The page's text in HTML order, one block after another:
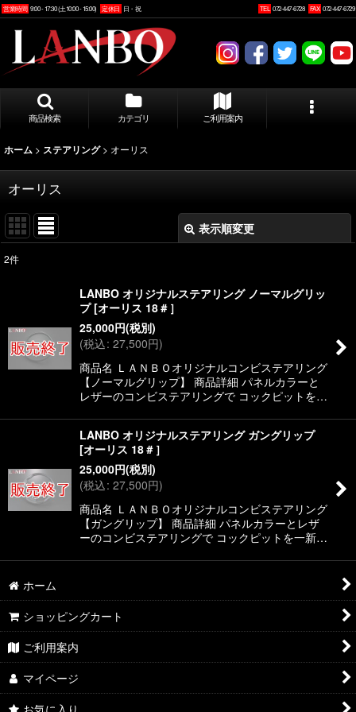
営業時間 9:00 - 17:30 (土10:00 - 15:00) 定休日 日・祝 TEL 072-447-6728 FAX 072-447-6729
商品検索 カテゴリ ご利用案内
ホーム > ステアリング > オーリス
オーリス
表示順変更
2件
LANBO オリジナルステアリング ノーマルグリッ
プ [オーリス 18＃］
25,000円(税別)
(税込: 27,500円)
商品名 ＬＡＮＢＯオリジナルコンビステアリング
【ノーマルグリップ】 商品詳細 パネルカラーと
レザーのコンビステアリングで コックピットを…
LANBO オリジナルステアリング ガングリップ
[オーリス 18＃］
25,000円(税別)
(税込: 27,500円)
商品名 ＬＡＮＢＯオリジナルコンビステアリング
【ガングリップ】 商品詳細 パネルカラーとレザ
ーのコンビステアリングで コックピットを一新…
ホーム
ショッピングカート
ご利用案内
マイページ
お気に入り